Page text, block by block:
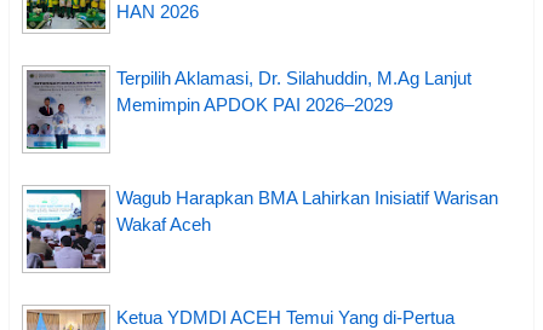
HAN 2026
Terpilih Aklamasi, Dr. Silahuddin, M.Ag Lanjut
Memimpin APDOK PAI 2026–2029
Wagub Harapkan BMA Lahirkan Inisiatif Warisan
Wakaf Aceh
Ketua YDMDI ACEH Temui Yang di-Pertua